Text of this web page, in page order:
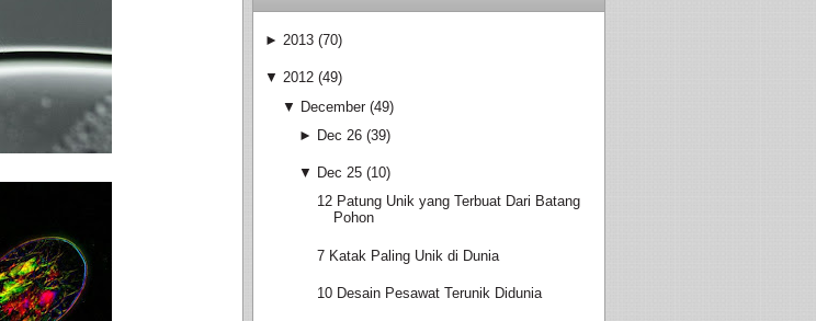
► 2013 (70)
▼ 2012 (49)
▼ December (49)
► Dec 26 (39)
▼ Dec 25 (10)
12 Patung Unik yang Terbuat Dari Batang
Pohon
7 Katak Paling Unik di Dunia
10 Desain Pesawat Terunik Didunia